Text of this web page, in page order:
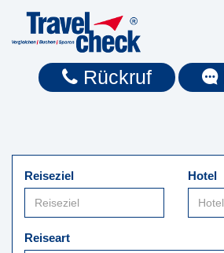
Rückruf
Reiseziel Hotel
Reiseart